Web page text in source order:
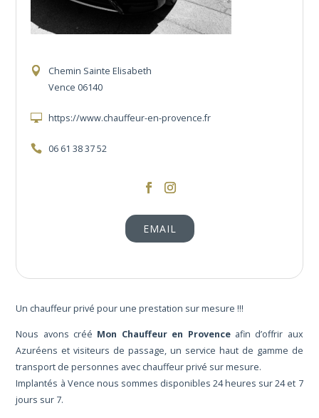
Chemin Sainte Elisabeth
Vence 06140
https://www.chauffeur-en-provence.fr
06 61 38 37 52
https://www.facebook.com/
https://www.instagram.com/
EMAIL
Un chauffeur privé pour une prestation sur mesure !!!
Nous avons créé Mon Chauffeur en Provenceafin d’offrir aux
Azuréens et visiteurs de passage, un service haut de gamme de
transport de personnes avec chauffeur privé sur mesure.
Implantés à Vence nous sommes disponibles 24 heures sur 24 et 7
jours sur 7.